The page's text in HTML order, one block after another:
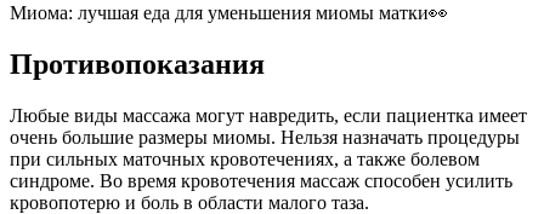
Миома: лучшая еда для уменьшения миомы матки👀
Противопоказания
Любые виды массажа могут навредить, если пациентка имеет
очень большие размеры миомы. Нельзя назначать процедуры
при сильных маточных кровотечениях, а также болевом
синдроме. Во время кровотечения массаж способен усилить
кровопотерю и боль в области малого таза.